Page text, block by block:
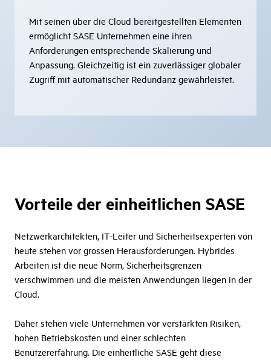
Mit seinen über die Cloud bereitgestellten Elementen
ermöglicht SASE Unternehmen eine ihren
Anforderungen entsprechende Skalierung und
Anpassung. Gleichzeitig ist ein zuverlässiger globaler
Zugriff mit automatischer Redundanz gewährleistet.
Vorteile der einheitlichen SASE
Netzwerkarchitekten, IT-Leiter und Sicherheitsexperten von
heute stehen vor grossen Herausforderungen. Hybrides
Arbeiten ist die neue Norm, Sicherheitsgrenzen
verschwimmen und die meisten Anwendungen liegen in der
Cloud.
Daher stehen viele Unternehmen vor verstärkten Risiken,
hohen Betriebskosten und einer schlechten
Benutzererfahrung. Die einheitliche SASE geht diese